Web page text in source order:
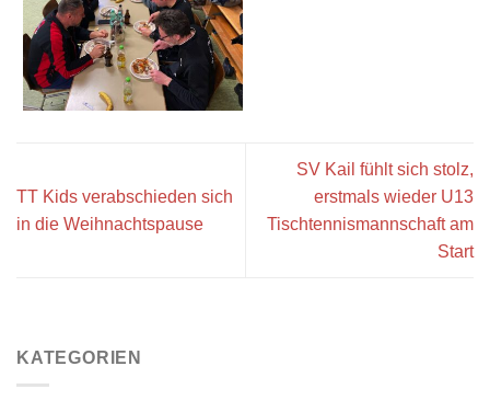
TT Kids verabschieden sich
in die Weihnachtspause
SV Kail fühlt sich stolz,
erstmals wieder U13
Tischtennismannschaft am
Start
KATEGORIEN